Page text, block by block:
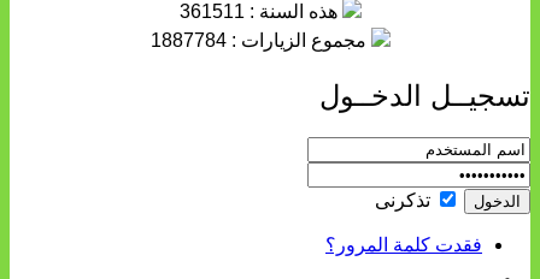
هذه السنة : 361511
مجموع الزيارات : 1887784
تسجيــل الدخــول
تذكرنى
فقدت كلمة المرور؟